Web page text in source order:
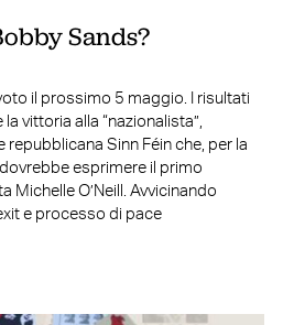
Sands?
voto il prossimo 5 maggio. I risultati
vittoria alla “nazionalista”,
Sinn Féin che, per la
esprimere il primo
Michelle O’Neill. Avvicinando
e processo di pace